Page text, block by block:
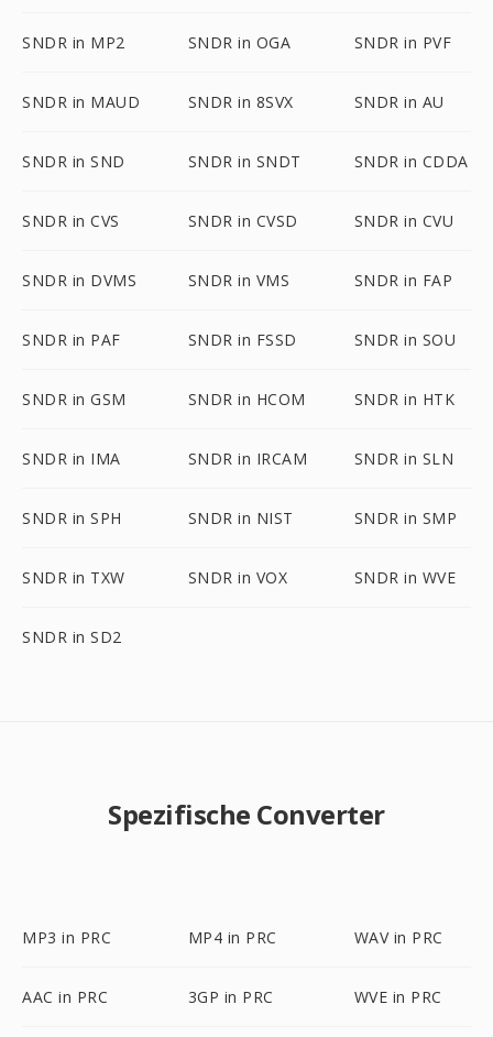
SNDR in MP2 SNDR in OGA SNDR in PVF
SNDR in MAUD SNDR in 8SVX SNDR in AU
SNDR in SND SNDR in SNDT SNDR in CDDA
SNDR in CVS SNDR in CVSD SNDR in CVU
SNDR in DVMS SNDR in VMS SNDR in FAP
SNDR in PAF SNDR in FSSD SNDR in SOU
SNDR in GSM SNDR in HCOM SNDR in HTK
SNDR in IMA SNDR in IRCAM SNDR in SLN
SNDR in SPH SNDR in NIST SNDR in SMP
SNDR in TXW SNDR in VOX SNDR in WVE
SNDR in SD2
Spezifische Converter
MP3 in PRC MP4 in PRC WAV in PRC
AAC in PRC 3GP in PRC WVE in PRC